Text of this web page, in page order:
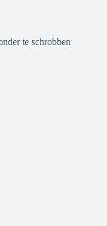
te schrobben